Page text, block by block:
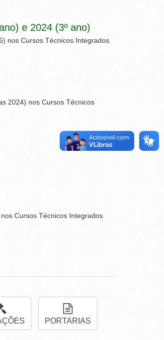
e 2024 (3º ano)
nos Cursos Técnicos Integrados
2024) nos Cursos Técnicos
Cursos Técnicos Integrados
PORTARIAS